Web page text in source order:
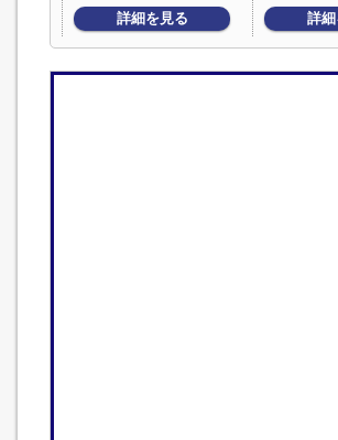
詳細を見る 詳